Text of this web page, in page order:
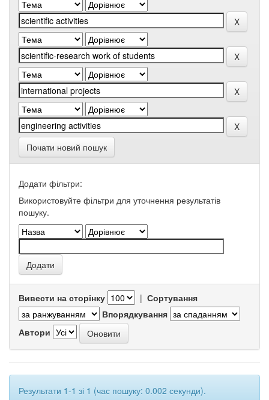
Почати новий пошук
Додати фільтри:
Використовуйте фільтри для уточнення результатів
пошуку.
Вивести на сторінку | Сортування
Впорядкування
Автори
Результати 1-1 зі 1 (час пошуку: 0.002 секунди).